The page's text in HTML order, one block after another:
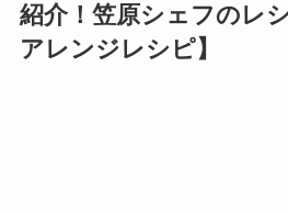
紹介！笠原シェフのレ
アレンジレシピ】